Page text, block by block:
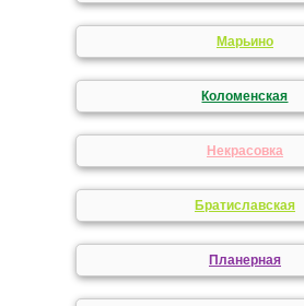
Марьино
Коломенская
Некрасовка
Братиславская
Планерная